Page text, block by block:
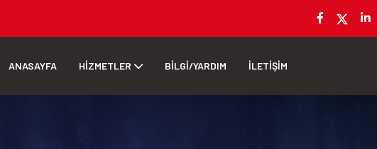
ANASAYFA HİZMETLER BİLGİ/YARDIM İLETİŞİM